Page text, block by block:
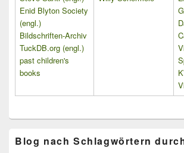
Enid Blyton Society
(engl.)
Bildschriften-Archiv
TuckDB.org (engl.)
past children's
books
Blog nach Schlagwörtern